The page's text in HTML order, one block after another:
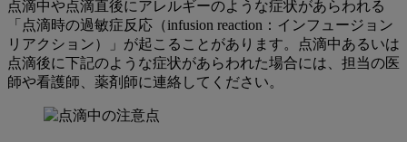
点滴中や点滴直後にアレルギーのような症状があらわれる
「点滴時の過敏症反応（infusion reaction：インフュージョン
リアクション）」が起こることがあります。点滴中あるいは
点滴後に下記のような症状があらわれた場合には、担当の医
師や看護師、薬剤師に連絡してください。